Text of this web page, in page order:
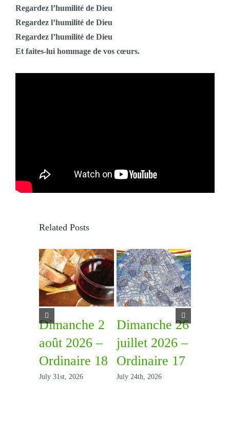
Regardez l’humilité de Dieu
Regardez l’humilité de Dieu
Regardez l’humilité de Dieu
Et faites-lui hommage de vos cœurs.
Related Posts
Dimanche 2
août 2026 –
Ordinaire 18
July 31st, 2026
Dimanche 26
juillet 2026 –
Ordinaire 17
July 24th, 2026